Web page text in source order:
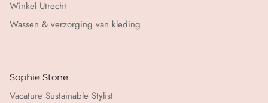
Winkel Utrecht
Wassen & verzorging van kleding
Sophie Stone
Vacature Sustainable Stylist